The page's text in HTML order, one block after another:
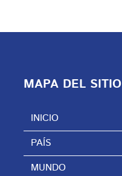
MAPA DEL SITIO
INICIO
PAÍS
MUNDO